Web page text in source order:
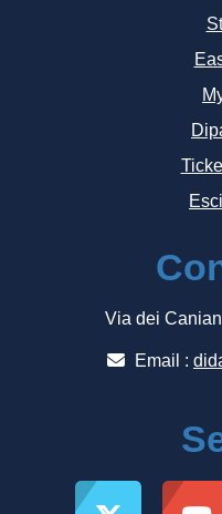
Via dei
Email :